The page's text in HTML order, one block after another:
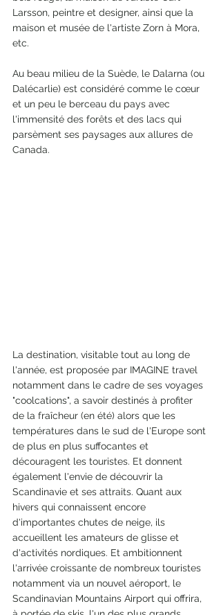
Larsson, peintre et designer, ainsi que la
maison et musée de l'artiste Zorn à Mora,
etc.
Au beau milieu de la Suède, le Dalarna (ou
Dalécarlie) est considéré comme le cœur
et un peu le berceau du pays avec
l'immensité des forêts et des lacs qui
parsèment ses paysages aux allures de
Canada.
La destination, visitable tout au long de
l'année, est proposée par IMAGINE travel
notamment dans le cadre de ses voyages
"coolcations", a savoir destinés à profiter
de la fraîcheur (en été) alors que les
températures dans le sud de l'Europe sont
de plus en plus suffocantes et
découragent les touristes. Et donnent
également l'envie de découvrir la
Scandinavie et ses attraits. Quant aux
hivers qui connaissent encore
d'importantes chutes de neige, ils
accueillent les amateurs de glisse et
d'activités nordiques. Et ambitionnent
l'arrivée croissante de nombreux touristes
notamment via un nouvel aéroport, le
Scandinavian Mountains Airport qui offrira,